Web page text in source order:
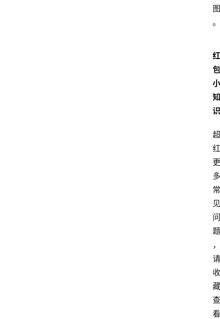
图
。
红
包
小
知
识
超
红
更
多
常
见
问
题
，
请
收
藏
查
看